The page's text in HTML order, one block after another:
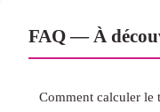
FAQ — À
Comment calculer le